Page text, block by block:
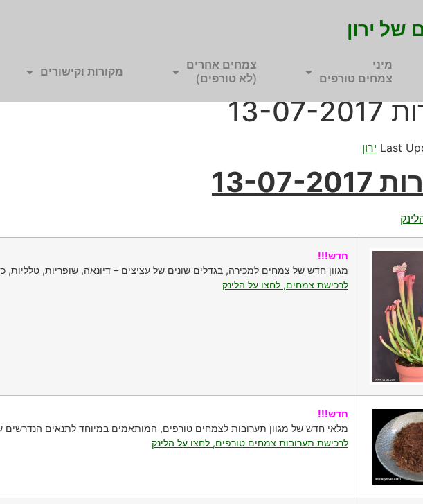
של ירון
מיני
צמחים טורפים
צמחים אחרים
(לא טורפים)
מקורות וקישורים
2017
Last ירון
2017
חדש!!!
מגוון חדש של צמחים למכירה, בגדלים שונים של עציצים – דיונאה, שופריות, טלליות,
לרכישת צמחים, לחצו על הלינק
חדש!!!
מלאי חדש של מגוון תערובות לצמחים טורפים, המותאמים במיוחד לתנאים הנדרשים
לרכישת תערובות צמחים טורפים, לחצו על הלינק